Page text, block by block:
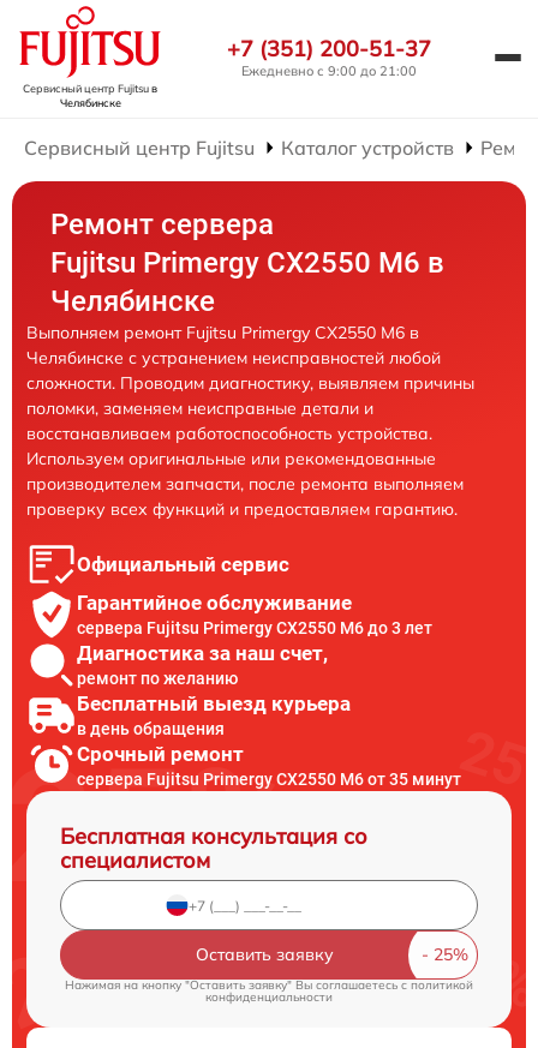
Сервисный центр Fujitsuв
Челябинске
+7 (351) 200-51-37
Ежедневно с 9:00 до 21:00
Сервисный центр Fujitsu Каталог устройств
Ремонт сервера
Fujitsu Primergy CX2550 M6 в
Челябинске
Выполняем ремонт Fujitsu Primergy CX2550 M6 в
Челябинске с устранением неисправностей любой
сложности. Проводим диагностику, выявляем причины
поломки, заменяем неисправные детали и
восстанавливаем работоспособность устройства.
Используем оригинальные или рекомендованные
производителем запчасти, после ремонта выполняем
проверку всех функций и предоставляем гарантию.
Официальный сервис
Гарантийное обслуживание
сервера Fujitsu Primergy CX2550 M6 до 3 лет
Диагностика за наш счет,
ремонт по желанию
Бесплатный выезд курьера
в день обращения
Срочный ремонт
сервера Fujitsu Primergy CX2550 M6 от 35 минут
Бесплатная консультация со
специалистом
Оставить заявку
Нажимая на кнопку "Оставить заявку" Вы соглашаетесь cполитикой
конфиденциальности